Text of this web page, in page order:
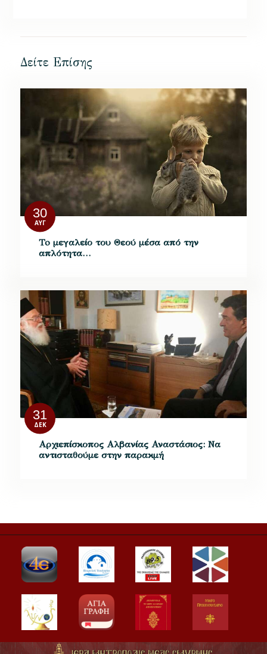
Δείτε Επίσης
30
ΑΥΓ
To μεγαλείο του Θεού μέσα από την
απλότητα…
31
ΔΕΚ
Αρχιεπίσκοπος Αλβανίας Αναστάσιος: Να
αντισταθούμε στην παρακμή